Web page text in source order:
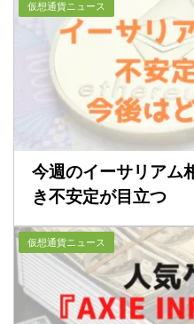
仮想通貨ニュース
今週のイーサリア
き不安定が目立つ
仮想通貨ニュース